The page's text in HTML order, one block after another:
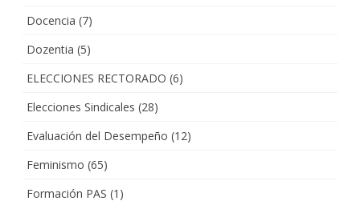
Docencia (7)
Dozentia (5)
ELECCIONES RECTORADO (6)
Elecciones Sindicales (28)
Evaluación del Desempeño (12)
Feminismo (65)
Formación PAS (1)